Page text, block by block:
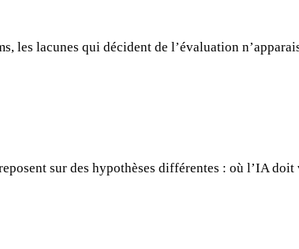
les lacunes qui décident de l’évaluation
sur des hypothèses différentes : où l’IA